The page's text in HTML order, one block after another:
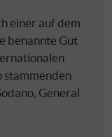
einer auf dem
benannte Gut
stammenden
General